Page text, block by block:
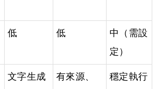
低 低
中（需設
定）
文字生成
有來源、
穩定執行